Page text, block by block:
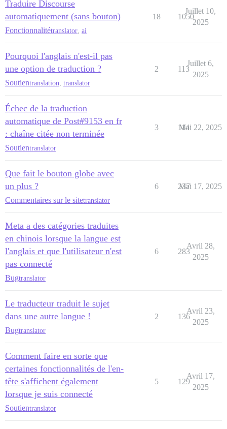
Traduire Discourse
automatiquement (sans bouton)
Fonctionnalitétranslator ai
18 1050
Juillet 10,
2025
Pourquoi l'anglais n'est-il pas
une option de traduction ?
Soutientranslation translator
2 113
Juillet 6,
2025
Échec de la traduction
automatique de Post#9153 en fr
: chaîne citée non terminée
Soutientranslator
3 114
Mai 22, 2025
Que fait le bouton globe avec
un plus ?
Commentaires sur le sitetranslator
6 237
Mai 17, 2025
Meta a des catégories traduites
en chinois lorsque la langue est
l'anglais et que l'utilisateur n'est
pas connecté
Bugtranslator
6 283
Avril 28,
2025
Le traducteur traduit le sujet
dans une autre langue !
Bugtranslator
2 136
Avril 23,
2025
Comment faire en sorte que
certaines fonctionnalités de l'en-
tête s'affichent également
lorsque je suis connecté
Soutientranslator
5 129
Avril 17,
2025